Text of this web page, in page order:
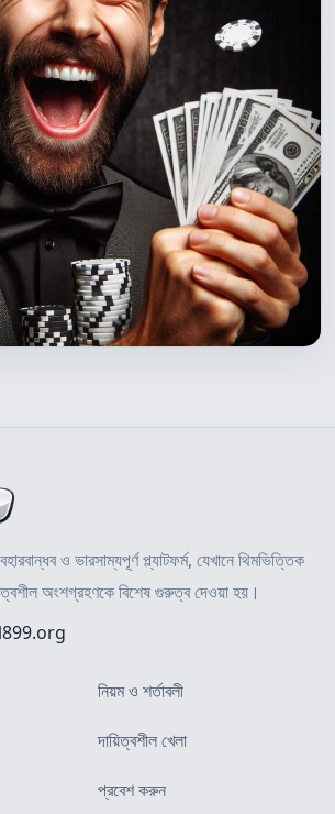
ও ভারসাম্যপূর্ণ প্ল্যাটফর্ম, যেখানে থিমভিত্তিক
অংশগ্রহণকে বিশেষ গুরুত্ব দেওয়া হয়।
নিয়ম ও শর্তাবলী
দায়িত্বশীল খেলা
প্রবেশ করুন